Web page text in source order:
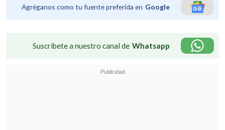
Agréganos como tu fuente preferida en Google
Suscríbete a nuestro canal de Whatsapp